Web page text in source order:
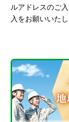
ルアドレスのご
入をお願いいたし